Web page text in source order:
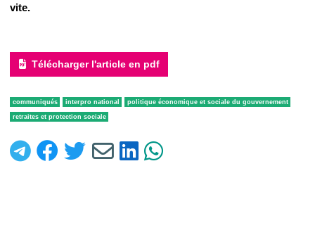
vite.
Télécharger l'article en pdf
communiqués interpro national politique économique et sociale du gouvernement
retraites et protection sociale